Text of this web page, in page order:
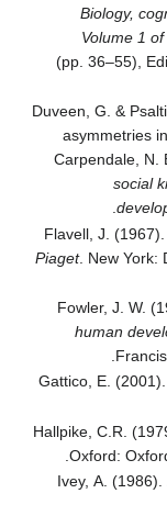
Biology,
Volume 1
(pp. 36–55),
Duveen, G. &
asymmetries
Carpendale, N.
social
Flavell, J. (1967).
Piaget. New York:
Fowler, J. W.
human
Gattico, E. (2001).
Hallpike, C.R.
Oxford:
Ivey, A. (1986).